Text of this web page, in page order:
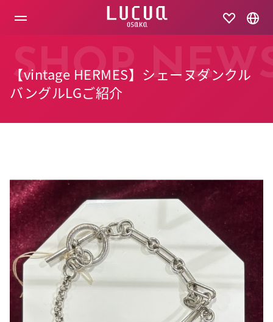
【vintage HERMES】シェーヌダンクル
バングルLGご紹介
SHOP